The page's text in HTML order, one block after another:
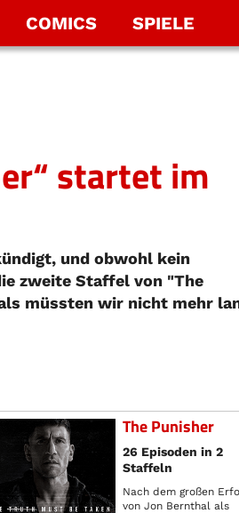
COMICS SPIELE
startet im
und obwohl kein
zweite Staffel von "The
müssten wir nicht mehr
The Punisher
26 Episoden in 2
Staffeln
Nach dem großen
von Jon Bernthal als